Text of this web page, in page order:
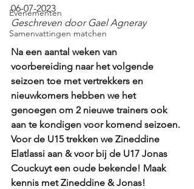
Evenementen
Samenvattingen matchen
06-07-2023
Geschreven door Gael Agneray
Na een aantal weken van
voorbereiding naar het volgende
seizoen toe met vertrekkers en
nieuwkomers hebben we het
genoegen om 2 nieuwe trainers ook
aan te kondigen voor komend seizoen.
Voor de U15 trekken we Zineddine
Elatlassi aan & voor bij de U17 Jonas
Couckuyt een oude bekende! Maak
kennis met Zineddine & Jonas!